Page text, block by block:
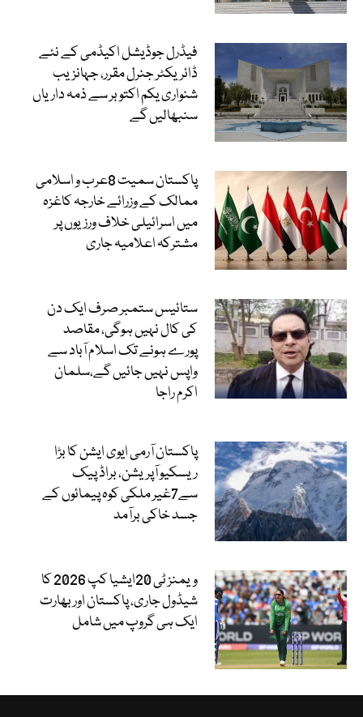
فیڈرل جوڈیشل اکیڈمی کے نئے
ڈائریکٹر جنرل مقرر، جہانزیب
شنواری یکم اکتوبر سے ذمہ داریاں
سنبھالیں گے
پاکستان سمیت 8عرب و اسلامی
ممالک کے وزرائے خارجہ کاغزہ
میں اسرائیلی خلاف ورزیوں پر
مشترکہ اعلامیہ جاری
ستائیس ستمبر صرف ایک دن
کی کال نہیں ہوگی، مقاصد
پورے ہونے تک اسلام آباد سے
واپس نہیں جائیں گے،سلمان
اکرم راجا
پاکستان آرمی ایوی ایشن کا بڑا
ریسکیو آپریشن، براڈ پیک
سے7غیر ملکی کوہ پیمائوں کے
جسد خاکی برآمد
ویمنز ٹی 20ایشیا کپ 2026 کا
شیڈول جاری، پاکستان اور بھارت
ایک ہی گروپ میں شامل